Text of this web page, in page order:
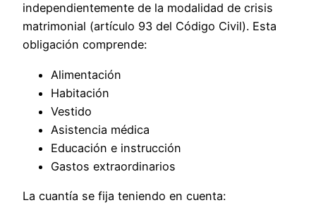
independientemente de la modalidad de crisis
matrimonial (artículo 93 del Código Civil). Esta
obligación comprende:
Alimentación
Habitación
Vestido
Asistencia médica
Educación e instrucción
Gastos extraordinarios
La cuantía se fija teniendo en cuenta: